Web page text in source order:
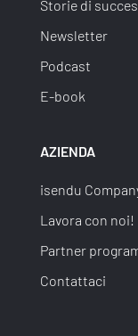
Storie di
Newsletter
Podcast
E-book
AZIENDA
isendu
Lavora con noi!
Partner
Contattaci